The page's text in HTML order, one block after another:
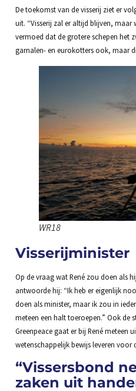
De toekomst van de visserij ziet er
uit. “Visserij zal er altijd blijven, maar
vermoed dat de grotere schepen het
garnalen- en eurokotters ook, maar
WR18
Visserijminister
Op de vraag wat René zou doen als
antwoorde hij: “Ik heb er eigenlijk
doen als minister, maar ik zou in
meteen een halt toeroepen.” Ook de
Greenpeace gaat er bij René meteen
wetenschappelijk bewijs leveren voor
“Vissersbond
zaken uit